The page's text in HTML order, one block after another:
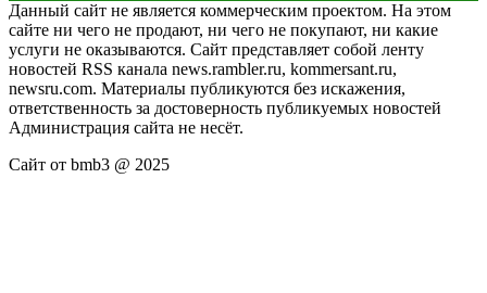
Данный сайт не является коммерческим проектом. На этом
сайте ни чего не продают, ни чего не покупают, ни какие
услуги не оказываются. Сайт представляет собой ленту
новостей RSS канала news.rambler.ru, kommersant.ru,
newsru.com. Материалы публикуются без искажения,
ответственность за достоверность публикуемых новостей
Администрация сайта не несёт.
Сайт от bmb3 @ 2025